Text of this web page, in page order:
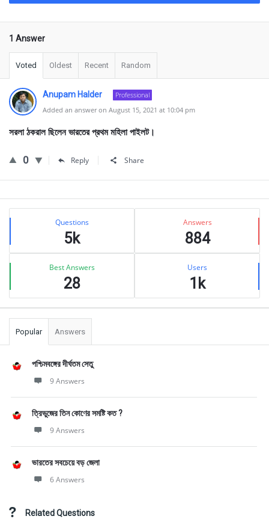
1 Answer
Voted Oldest Recent Random
Anupam Halder
Professional
Added an answer on August 15, 2021 at 10:04 pm
সরলা ঠকরাল ছিলেন ভারতের প্রথম মহিলা পাইলট।
0 Reply Share
Sidebar
Stats Questions
5k
Answers
884
Best Answers
28
Users
1k
Popular Answers
পশ্চিমবঙ্গের দীর্ঘতম সেতু
9 Answers
ত্রিভুজের তিন কোণের সমষ্টি কত ?
9 Answers
ভারতের সবচেয়ে বড় জেলা
6 Answers
Related Questions